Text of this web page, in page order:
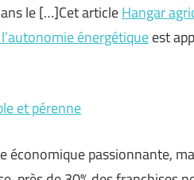
le […]Cet articleHangar
énergétiqueest
et pérenne
passionnante,